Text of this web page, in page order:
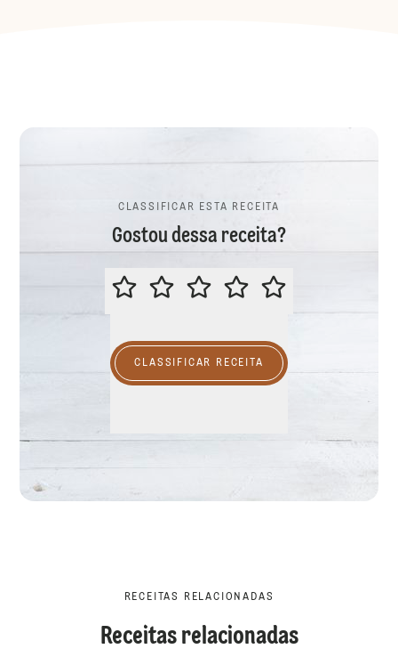
CLASSIFICAR ESTA RECEITA
Gostou dessa receita?
CLASSIFICAR ESTA RECEITA
CLASSIFICAR RECEITA
RECEITAS RELACIONADAS
Receitas relacionadas